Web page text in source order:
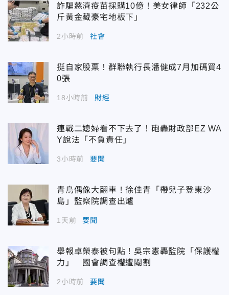
詐騙慈濟疫苗採購10億！美女律師「232公
斤黃金藏豪宅地板下」
2小時前 社會
挺自家股票！群聯執行長潘健成7月加碼買4
0張
18小時前 財經
連戰二媳婦看不下去了！砲轟財政部EZ WA
Y說法「不負責任」
3小時前 要聞
青鳥偶像大翻車！徐佳青「帶兒子登東沙
島」監察院調查出爐
1天前 要聞
舉報卓榮泰被句點！吳宗憲轟監院「保護權
力」 國會調查權遭閹割
2小時前 要聞